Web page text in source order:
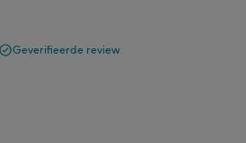
Geverifieerde review